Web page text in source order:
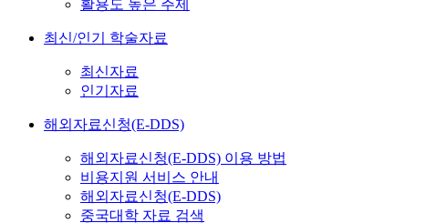
활용도 높은 주제
최신/인기 학술자료
최신자료
인기자료
해외자료신청(E-DDS)
해외자료신청(E-DDS) 이용 방법
비용지원 서비스 안내
해외자료신청(E-DDS)
중국대학 자료 검색